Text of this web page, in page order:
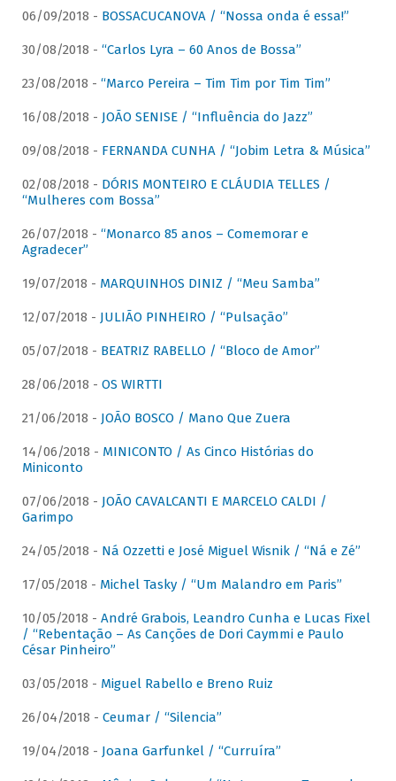
06/09/2018 - BOSSACUCANOVA / “Nossa onda é essa!”
30/08/2018 - “Carlos Lyra – 60 Anos de Bossa”
23/08/2018 - “Marco Pereira – Tim Tim por Tim Tim”
16/08/2018 - JOÃO SENISE / “Influência do Jazz”
09/08/2018 - FERNANDA CUNHA / “Jobim Letra & Música”
02/08/2018 - DÓRIS MONTEIRO E CLÁUDIA TELLES /
“Mulheres com Bossa”
26/07/2018 - “Monarco 85 anos – Comemorar e
Agradecer”
19/07/2018 - MARQUINHOS DINIZ / “Meu Samba”
12/07/2018 - JULIÃO PINHEIRO / “Pulsação”
05/07/2018 - BEATRIZ RABELLO / “Bloco de Amor”
28/06/2018 - OS WIRTTI
21/06/2018 - JOÃO BOSCO / Mano Que Zuera
14/06/2018 - MINICONTO / As Cinco Histórias do
Miniconto
07/06/2018 - JOÃO CAVALCANTI E MARCELO CALDI /
Garimpo
24/05/2018 - Ná Ozzetti e José Miguel Wisnik / “Ná e Zé”
17/05/2018 - Michel Tasky / “Um Malandro em Paris”
10/05/2018 - André Grabois, Leandro Cunha e Lucas Fixel
/ “Rebentação – As Canções de Dori Caymmi e Paulo
César Pinheiro”
03/05/2018 - Miguel Rabello e Breno Ruiz
26/04/2018 - Ceumar / “Silencia”
19/04/2018 - Joana Garfunkel / “Curruíra”